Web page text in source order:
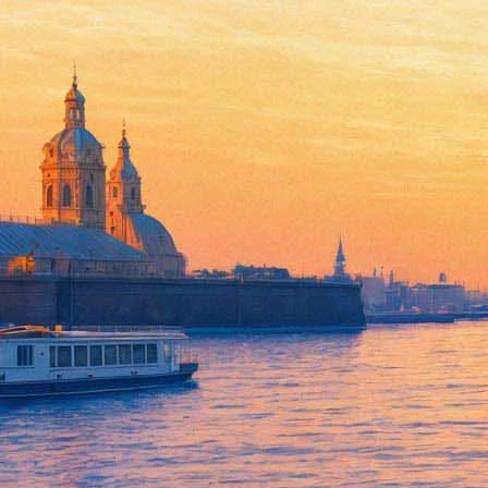
Фотовыставка Говарда
07 июня 2012, четверг-13 августа 2012, понедельник
Версия для печати